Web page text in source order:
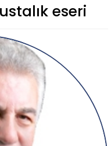
eseri